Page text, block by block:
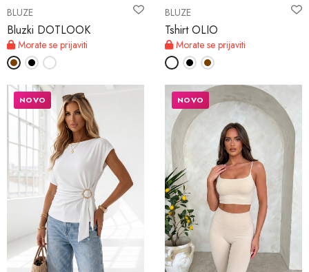
BLUZE
Bluzki DOTLOOK
Morate se prijaviti
BLUZE
Tshirt OLIO
Morate se prijaviti
NOVO NOVO